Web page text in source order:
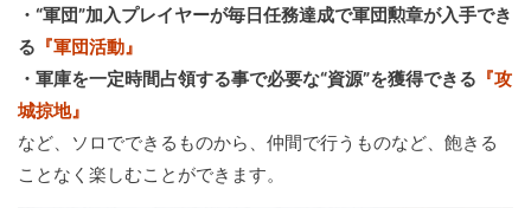
・“軍団”加入プレイヤーが毎日任務達成で軍団勲章が入手でき
る 『軍団活動』
・軍庫を一定時間占領する事で必要な“資源”を獲得できる 『攻
城掠地』
など、ソロでできるものから、仲間で行うものなど、飽きる
ことなく楽しむことができます。